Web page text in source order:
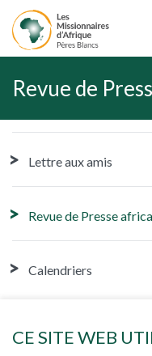
Revue de
Lettre aux amis
Revue de Presse
Calendriers
CE SITE WEB